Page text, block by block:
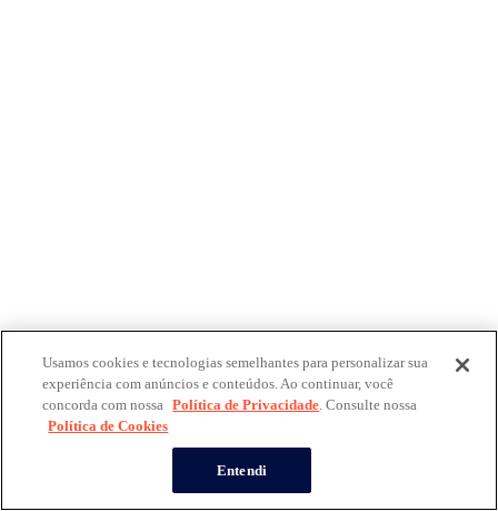
Usamos cookies e tecnologias semelhantes para personalizar sua
experiência com anúncios e conteúdos. Ao continuar, você
concorda com nossa Política de Privacidade. Consulte nossa
Política de Cookies
Entendi